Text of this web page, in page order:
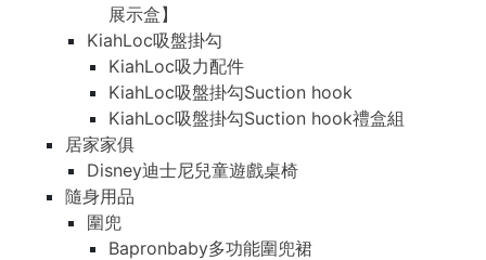
展示盒】
KiahLoc吸盤掛勾
KiahLoc吸力配件
KiahLoc吸盤掛勾Suction hook
KiahLoc吸盤掛勾Suction hook禮盒組
居家家俱
Disney迪士尼兒童遊戲桌椅
隨身用品
圍兜
Bapronbaby多功能圍兜裙